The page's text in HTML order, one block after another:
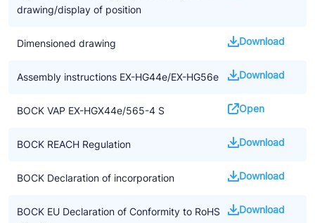
drawing/display of position
Dimensioned drawing Download
Assembly instructions EX-HG44e/EX-HG56e Download
BOCK VAP EX-HGX44e/565-4 S Open
BOCK REACH Regulation Download
BOCK Declaration of incorporation Download
BOCK EU Declaration of Conformity to RoHS
Download